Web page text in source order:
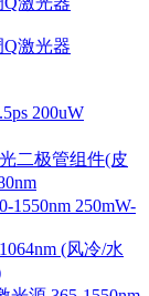
激光器
200uW
二极管组件(皮
250mW-
(风冷/水